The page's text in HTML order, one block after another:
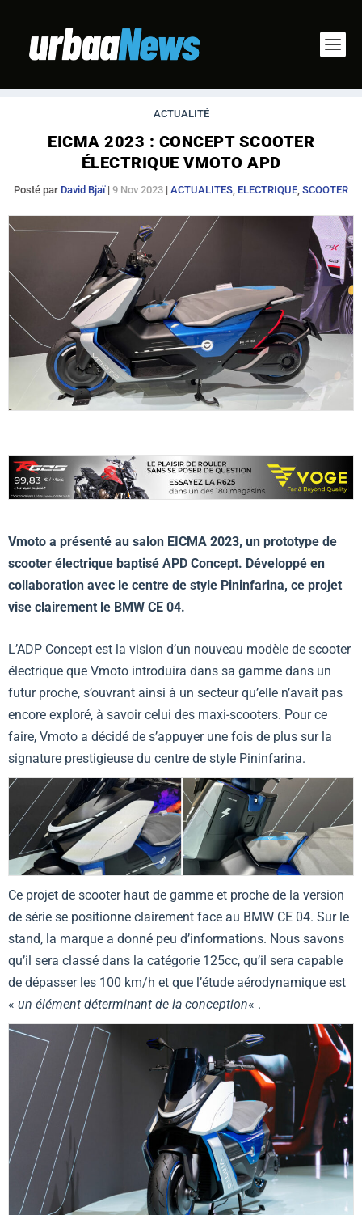
ACTUALITÉ
EICMA 2023 : CONCEPT SCOOTER
ÉLECTRIQUE VMOTO APD
Posté par David Bjaï| 9 Nov 2023 | ACTUALITES, ELECTRIQUE, SCOOTER
Vmoto a présenté au salon EICMA 2023, un prototype de
scooter électrique baptisé APD Concept. Développé en
collaboration avec le centre de style Pininfarina, ce projet
vise clairement le BMW CE 04.
L’ADP Concept est la vision d’un nouveau modèle de scooter
électrique que Vmoto introduira dans sa gamme dans un
futur proche, s’ouvrant ainsi à un secteur qu’elle n’avait pas
encore exploré, à savoir celui des maxi-scooters. Pour ce
faire, Vmoto a décidé de s’appuyer une fois de plus sur la
signature prestigieuse du centre de style Pininfarina.
Ce projet de scooter haut de gamme et proche de la version
de série se positionne clairement face au BMW CE 04. Sur le
stand, la marque a donné peu d’informations. Nous savons
qu’il sera classé dans la catégorie 125cc, qu’il sera capable
de dépasser les 100 km/h et que l’étude aérodynamique est
« un élément déterminant de la conception« .